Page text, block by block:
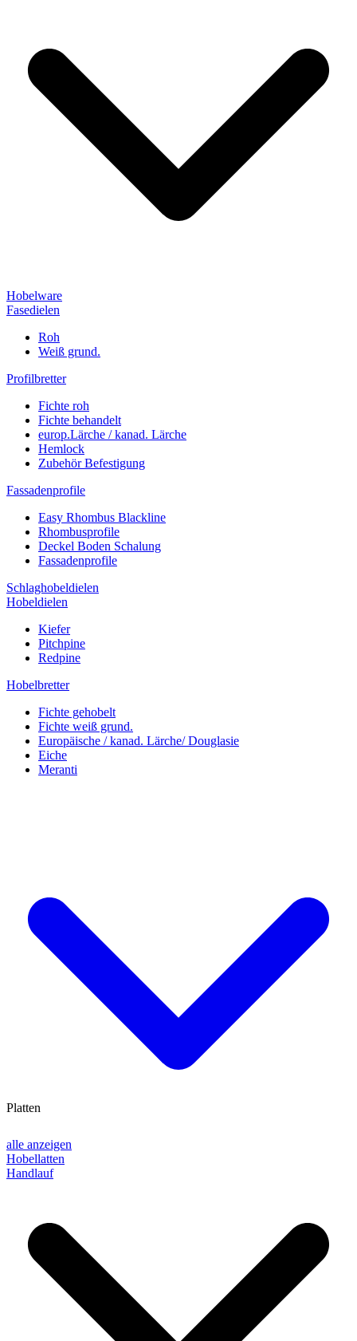
Hobelware
Fasedielen
Roh
Weiß grund.
Profilbretter
Fichte roh
Fichte behandelt
europ.Lärche / kanad. Lärche
Hemlock
Zubehör Befestigung
Fassadenprofile
Easy Rhombus Blackline
Rhombusprofile
Deckel Boden Schalung
Fassadenprofile
Schlaghobeldielen
Hobeldielen
Kiefer
Pitchpine
Redpine
Hobelbretter
Fichte gehobelt
Fichte weiß grund.
Europäische / kanad. Lärche/ Douglasie
Eiche
Meranti
alle anzeigen
Hobellatten
Handlauf
Platten